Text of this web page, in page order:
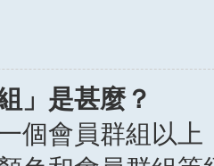
」是甚麼？
個會員群組以